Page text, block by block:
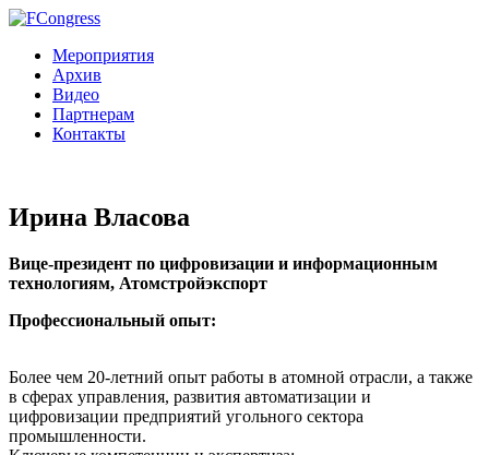
Мероприятия
Архив
Видео
Партнерам
Контакты
Ирина Власова
Вице-президент по цифровизации и информационным
технологиям, Атомстройэкспорт
Профессиональный опыт:
Более чем 20-летний опыт работы в атомной отрасли, а также
в сферах управления, развития автоматизации и
цифровизации предприятий угольного сектора
промышленности.